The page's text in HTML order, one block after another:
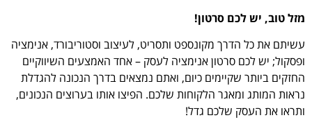
מזל טוב, יש לכם סרטון!
עשיתם את כל הדרך מקונספט ותסריט, לעיצוב וסטוריבורד, אנימציה
ופסקול; יש לכם סרטון אנימציה לעסק – אחד האמצעים השיווקיים
החזקים ביותר שקיימים כיום, ואתם נמצאים בדרך הנכונה להגדלת
נראות המותג ומאגר הלקוחות שלכם. הפיצו אותו בערוצים הנכונים,
ותראו את העסק שלכם גדל!